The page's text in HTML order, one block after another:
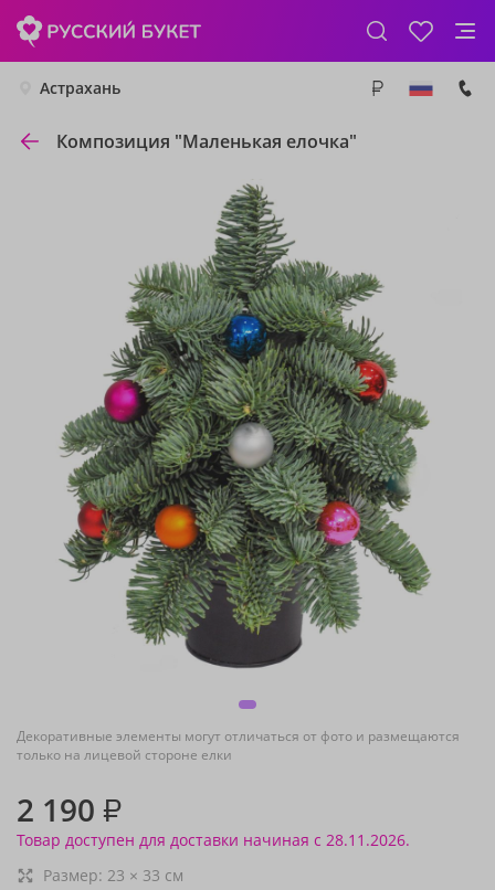
Астрахань
Композиция "Маленькая елочка"
Декоративные элементы могут отличаться от фото и размещаются
только на лицевой стороне елки
2 190 ₽
Товар доступен для доставки начиная с 28.11.2026.
Размер: 23 × 33 см